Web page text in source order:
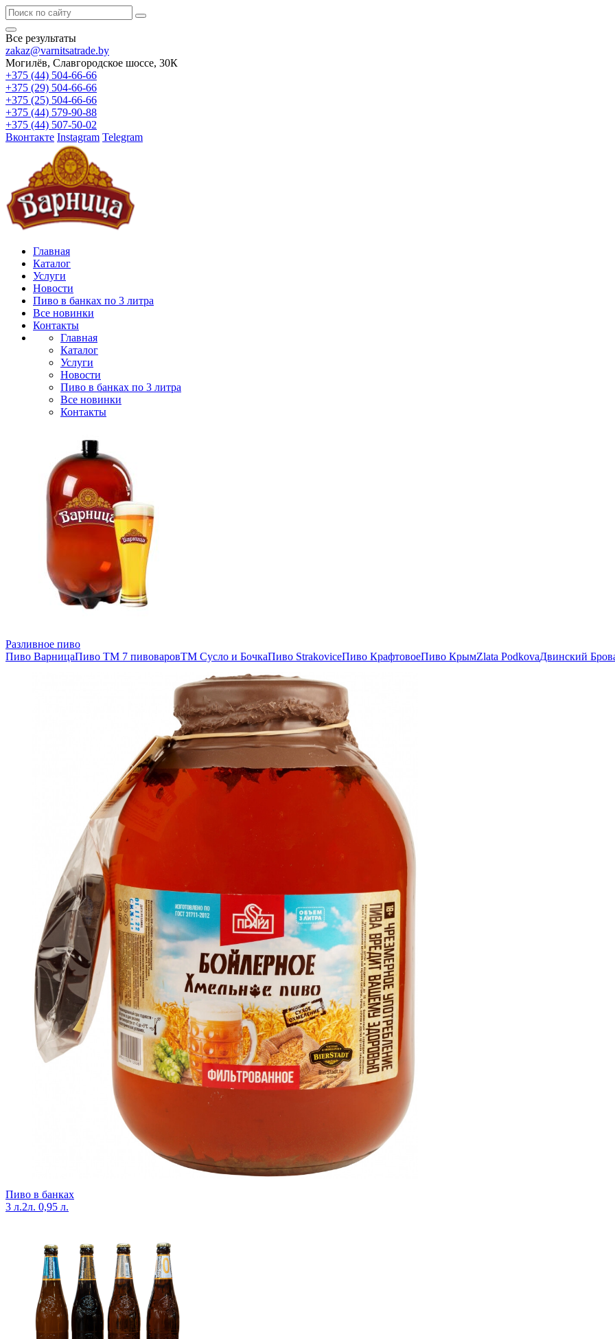
Все результаты
zakaz@varnitsatrade.by
Могилёв, Славгородское шоссе, 30К
+375 (44) 504-66-66
+375 (29) 504-66-66
+375 (25) 504-66-66
+375 (44) 579-90-88
+375 (44) 507-50-02
Вконтакте Instagram Telegram
Главная
Каталог
Услуги
Новости
Пиво в банках по 3 литра
Все новинки
Контакты
Главная
Каталог
Услуги
Новости
Пиво в банках по 3 литра
Все новинки
Контакты
Разливное пиво
Пиво ВарницаПиво ТМ 7 пивоваровТМ Сусло и БочкаПиво StrakoviceПиво КрафтовоеПиво КрымZlata PodkovaДвинский
Пиво в банках
3 л.2л. 0,95 л.